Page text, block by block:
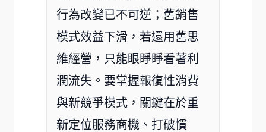
行為改變已不可逆；舊銷售
模式效益下滑，若還用舊思
維經營，只能眼睜睜看著利
潤流失。要掌握報復性消費
與新競爭模式，關鍵在於重
新定位服務商機 、 打破慣